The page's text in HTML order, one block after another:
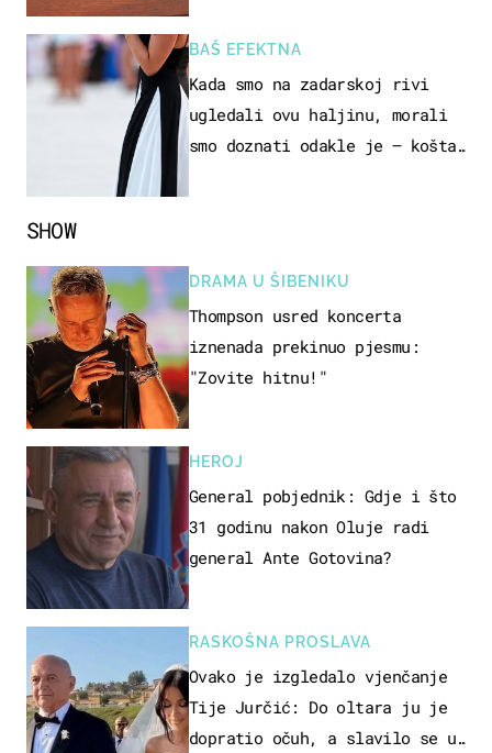
SHOW
DRAMA U ŠIBENIKU
Thompson usred koncerta
iznenada prekinuo pjesmu:
"Zovite hitnu!"
HEROJ
General pobjednik: Gdje i što
31 godinu nakon Oluje radi
general Ante Gotovina?
RASKOŠNA PROSLAVA
Ovako je izgledalo vjenčanje
Tije Jurčić: Do oltara ju je
dopratio očuh, a slavilo se uz
BAŠ EFEKTNA
Kada smo na zadarskoj rivi
ugledali ovu haljinu, morali
smo doznati odakle je – košta